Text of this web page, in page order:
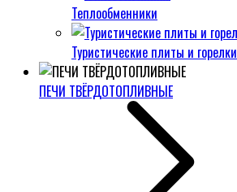
Теплообменники
Туристические плиты и горелки
ПЕЧИ ТВЁРДОТОПЛИВНЫЕ